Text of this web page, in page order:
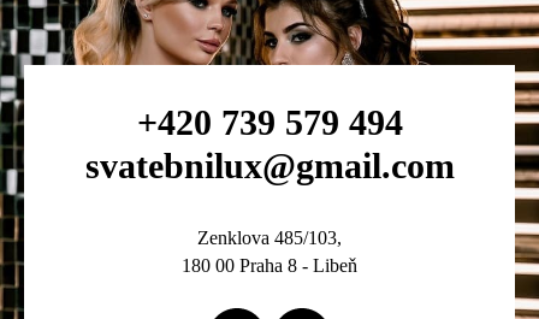
+420 739 579 494
svatebnilux@gmail.com
Zenklova 485/103,
180 00 Praha 8 - Libeň